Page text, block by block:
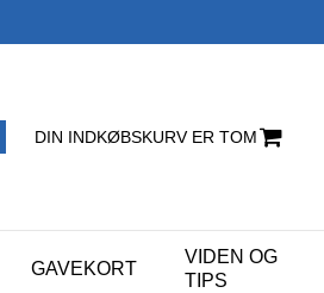
DIN INDKØBSKURV ER TOM
GAVEKORT
VIDEN OG
TIPS